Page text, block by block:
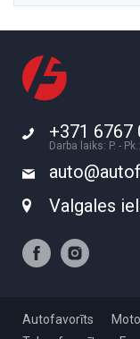
+371 6767
Darba laiks: P. -
Valgales
Autofavorīts